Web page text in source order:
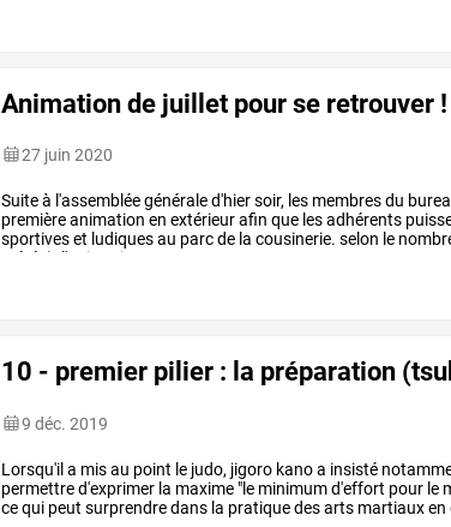
Animation de juillet pour se retrouver
27 juin 2020
Suiteà l'assembléegénéraled'hiersoir, les membresdu
premièreanimation en extérieurafin que lesadhérents
sportiveset ludiquesau parcde la cousinerie. selon le
météo),
l'animation
10 - premier pilier : la préparation
9 déc. 2019
Lorsqu'il a misau point le judo, jigoro kanoa insisté
permettred'exprimer la maxime "le minimumd'effort pour le
cequi peut surprendredans la pratiquedesarts martiauxen